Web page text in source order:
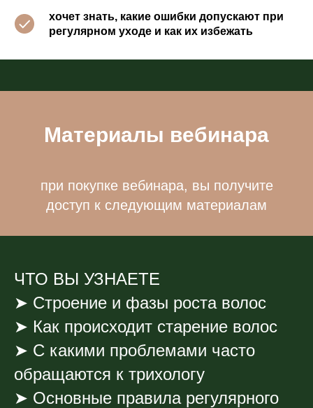
хочет знать, какие ошибки допускают при
регулярном уходе и как их избежать
Материалы вебинара
при покупке вебинара, вы получите
доступ к следующим материалам
ЧТО ВЫ УЗНАЕТЕ
➤ Строение и фазы роста волос
➤ Как происходит старение волос
➤ С какими проблемами часто
обращаются к трихологу
➤ Основные правила регулярного